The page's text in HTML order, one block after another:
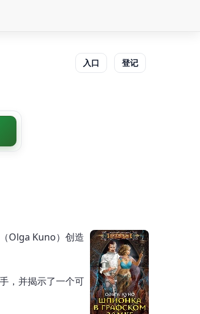
入口 登记
Olga Kuno）创造
，并揭示了一个可